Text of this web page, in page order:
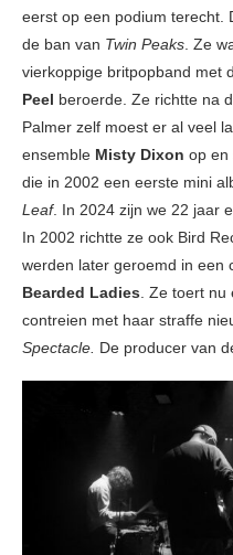
eerst op een podium terecht.
de ban van Twin Peaks. Ze
vierkoppige britpopband met
Peel beroerde. Ze richtte na
Palmer zelf moest er al veel
ensemble Misty Dixon op en
die in 2002 een eerste mini
Leaf. In 2024 zijn we 22 jaar
In 2002 richtte ze ook Bird
werden later geroemd in een
Bearded Ladies. Ze toert nu
contreien met haar straffe
Spectacle. De producer van